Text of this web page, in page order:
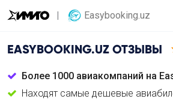
Easybooking.uz
EASYBOOKING.UZ ОТЗЫВЫ
Более 1000 авиакомпаний на
Находят самые дешевые